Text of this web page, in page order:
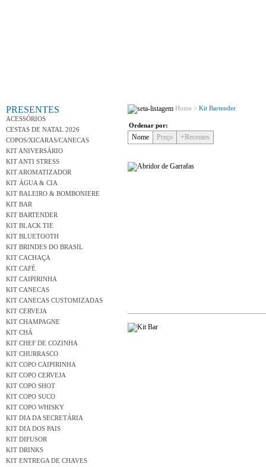
PRESENTES
ACESSÓRIOS
CESTAS DE NATAL 2026
COPOS/XICARAS/CANECAS
KIT ANIVERSÁRIO
KIT ANTI STRESS
KIT AROMATIZADOR
KIT ÁGUA & CIA
KIT BALEIRO & BOMBONIERE
KIT BAR
KIT BARTENDER
KIT BLACK TIE
KIT BLUETOOTH
KIT BRINDES DO BRASIL
KIT CACHAÇA
KIT CAFÉ
KIT CAIPIRINHA
KIT CANECAS
KIT CANECAS CUSTOMIZADAS
KIT CERVEJA
KIT CHAMPAGNE
KIT CHÁ
KIT CHEF DE COZINHA
KIT CHURRASCO
KIT COPO CAIPIRINHA
KIT COPO CERVEJA
KIT COPO SHOT
KIT COPO SUCO
KIT COPO WHISKY
KIT DIA DA SECRETÁRIA
KIT DIA DOS PAIS
KIT DIFUSOR
KIT DRINKS
KIT ENTREGA DE CHAVES
Home > Kit Bartender
Ordenar por:
Nome Preço +Recentes